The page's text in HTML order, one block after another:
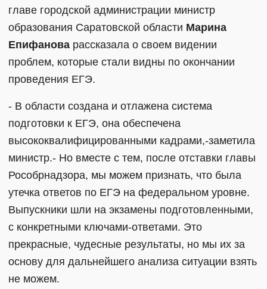
главе городской администрации министр
образования Саратовской области Марина
Епифанова рассказала о своем видении
проблем, которые стали видны по окончании
проведения ЕГЭ.
- В области создана и отлажена система
подготовки к ЕГЭ, она обеспечена
высококвалифицированными кадрами,-заметила
министр.- Но вместе с тем, после отставки главы
Рособрнадзора, мы можем признать, что была
утечка ответов по ЕГЭ на федеральном уровне.
Выпускники шли на экзамены подготовленными,
с конкретными ключами-ответами. Это
прекрасные, чудесные результаты, но мы их за
основу для дальнейшего анализа ситуации взять
не можем.